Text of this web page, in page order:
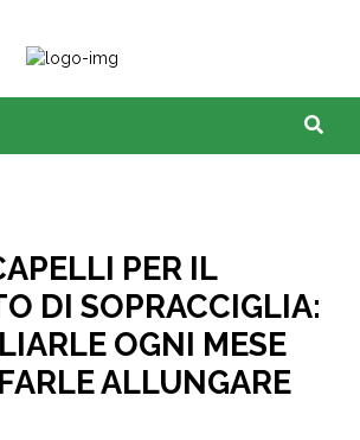
PER IL
DI SOPRACCIGLIA:
OGNI MESE
ALLUNGARE